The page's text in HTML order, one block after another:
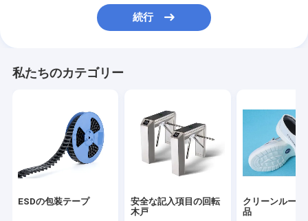
続行
私たちのカテゴリー
ESDの包装テープ
安全な記入項目の回転
木戸
クリーンルーム
品